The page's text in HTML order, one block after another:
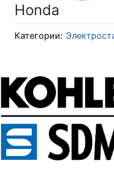
Honda
Категории: